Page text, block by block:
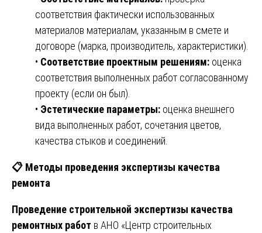
соответствия фактически использованных
материалов материалам, указанным в смете и
договоре (марка, производитель, характеристики).
• Соответствие проектным решениям: оценка
соответствия выполненных работ согласованному
проекту (если он был).
• Эстетические параметры: оценка внешнего
вида выполненных работ, сочетания цветов,
качества стыков и соединений.
📋 Методы проведения экспертизы качества
ремонта
Проведение строительной экспертизы качества
ремонтных работ в АНО «Центр строительных